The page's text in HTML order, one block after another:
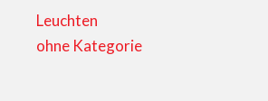
Leuchten
ohne Kategorie